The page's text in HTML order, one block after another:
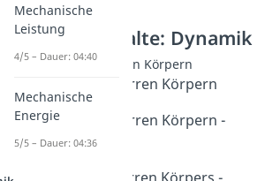
Weitere Inhalte: Dynamik
Dynamik von starren Körpern
Dynamik von starren Körpern
Dauer: 08:39
Dynamik von starren Körpern -
PdvV
Dynamik des starren Körpers -
Mechanische
Leistung
4/5 – Dauer: 04:40
Mechanische
Energie
5/5 – Dauer: 04:36